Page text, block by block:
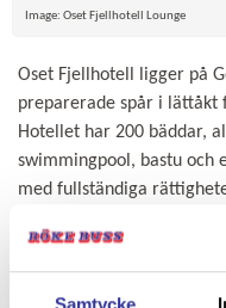
Samtycke
Image: Oset Fjellhotell Lounge
Oset Fjellhotell ligger på
preparerade spår i lättåkt
Hotellet har 200 bäddar,
swimmingpool, bastu och
med fullständiga
Efter 130 år ägs hotellet
idag av femte